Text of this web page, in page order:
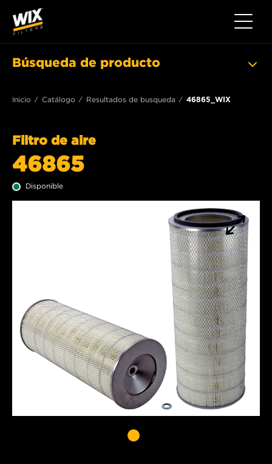
Toggle
Búsqueda de producto
Inicio Catálogo Resultados de busqueda 46865_WIX
Filtro de aire
46865
Disponible